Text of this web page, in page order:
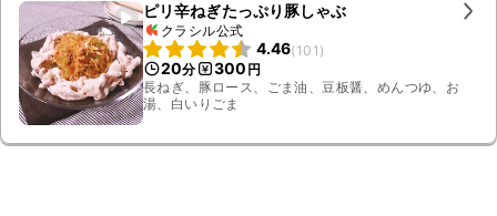
ピリ辛ねぎたっぷり豚しゃぶ
クラシル公式
4.46(101 )
20分 300 円
長ねぎ、豚ロース、ごま油、豆板醤、めんつゆ、お
湯、白いりごま